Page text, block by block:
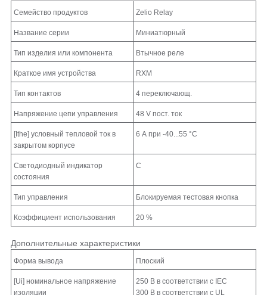
Семейство продуктов Zelio Relay
Название серии Миниатюрный
Тип изделия или компонента Втычное реле
Краткое имя устройства RXM
Тип контактов 4 переключающ.
Напряжение цепи управления 48 V пост. ток
[Ithe] условный тепловой ток в
закрытом корпусе
6 А при -40...55 °C
Светодиодный индикатор
состояния
С
Тип управления Блокируемая тестовая кнопка
Коэффициент использования 20 %
Дополнительные характеристики
Форма вывода Плоский
[Ui] номинальное напряжение
изоляции
250 В в соответствии с IEC
300 В в соответствии с UL